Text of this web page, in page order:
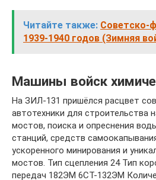
Читайте также: Советско-
1939-1940 годов (Зимняя
Машины войск
На ЗИЛ-131 пришёлся расцвет
автотехники для строительства
мостов, поиска и опреснения
станций, средств
ускоренного минирования и
мостов. Тип сцепления 24 Тип
передач 182ЭМ 6СТ-132ЭМ